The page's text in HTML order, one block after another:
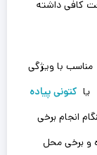
کافی داشته
مناسب با ویژگی
یا کتونی پیاده
انجام برخی
و برخی محل